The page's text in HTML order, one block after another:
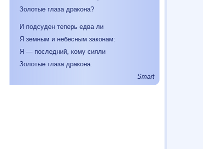
Золотые глаза дракона?
И подсуден теперь едва ли
Я земным и небесным законам:
Я — последний, кому сияли
Золотые глаза дракона.
Smart